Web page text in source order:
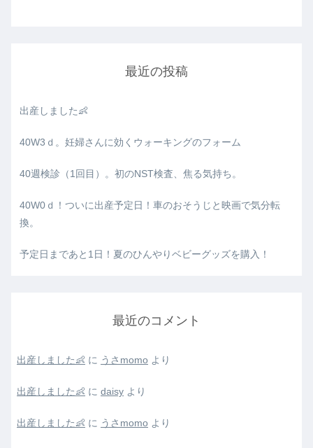
最近の投稿
出産しました👶
40W3ｄ。妊婦さんに効くウォーキングのフォーム
40週検診（1回目）。初のNST検査、焦る気持ち。
40W0ｄ！ついに出産予定日！車のおそうじと映画で気分転
換。
予定日まであと1日！夏のひんやりベビーグッズを購入！
最近のコメント
出産しました👶 に うさmomo より
出産しました👶 に daisy より
出産しました👶 に うさmomo より